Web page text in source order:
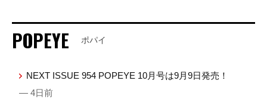
POPEYE ポパイ
NEXT ISSUE 954 POPEYE 10月号は9月9日発売！
— 4日前